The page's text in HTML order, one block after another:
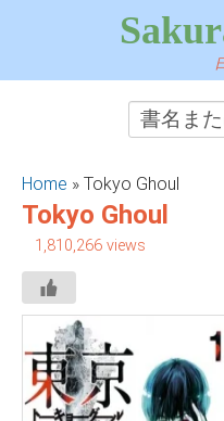
Home » Tokyo Ghoul
Tokyo Ghoul
1,810,266 views